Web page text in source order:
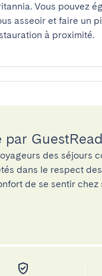
Vous pouvez
asseoir et faire un
à proximité.
des séjours
dans le respect
de se sentir chez